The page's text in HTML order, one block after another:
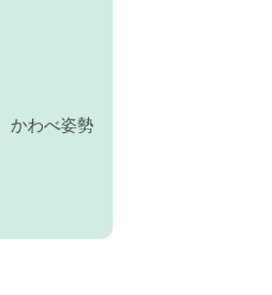
かわべ姿勢